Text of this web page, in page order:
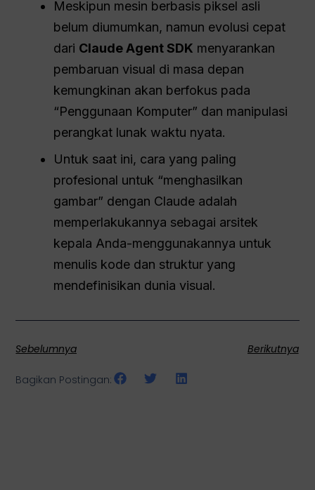
Meskipun mesin berbasis piksel asli
belum diumumkan, namun evolusi cepat
dari Claude Agent SDK menyarankan
pembaruan visual di masa depan
kemungkinan akan berfokus pada
“Penggunaan Komputer” dan manipulasi
perangkat lunak waktu nyata.
Untuk saat ini, cara yang paling
profesional untuk “menghasilkan
gambar” dengan Claude adalah
memperlakukannya sebagai arsitek
kepala Anda-menggunakannya untuk
menulis kode dan struktur yang
mendefinisikan dunia visual.
Sebelumnya Berikutnya
Bagikan Postingan: